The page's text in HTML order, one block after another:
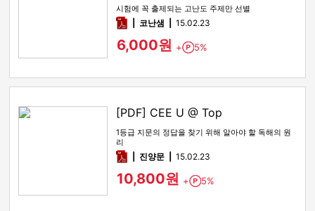
시험에 꼭 출제되는 고난도 주제만 선별
pdf코난샘 15.02.23
6,000원 + Point
5%
[PDF] CEE U @ Top
1등급 지문의 정답을 찾기 위해 알아야 할 독해의 원
리
pdf진양문 15.02.23
10,800원 + Point
5%